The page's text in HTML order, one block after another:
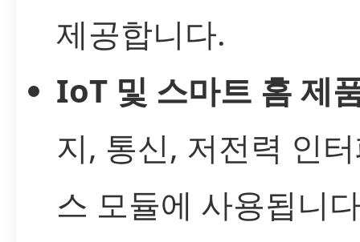
제공합니다.
IoT 및 스마트 홈 제
지, 통신, 저전력 인
스 모듈에 사용됩니